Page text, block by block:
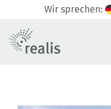
Wir sprechen: